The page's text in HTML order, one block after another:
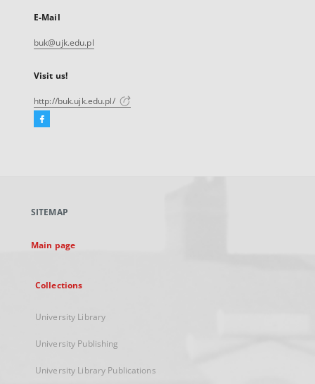
E-Mail
buk@ujk.edu.pl
Visit us!
http://buk.ujk.edu.pl/
Facebook
new
SITEMAP
Main page
Collections
University Library
University Publishing
University Library Publications